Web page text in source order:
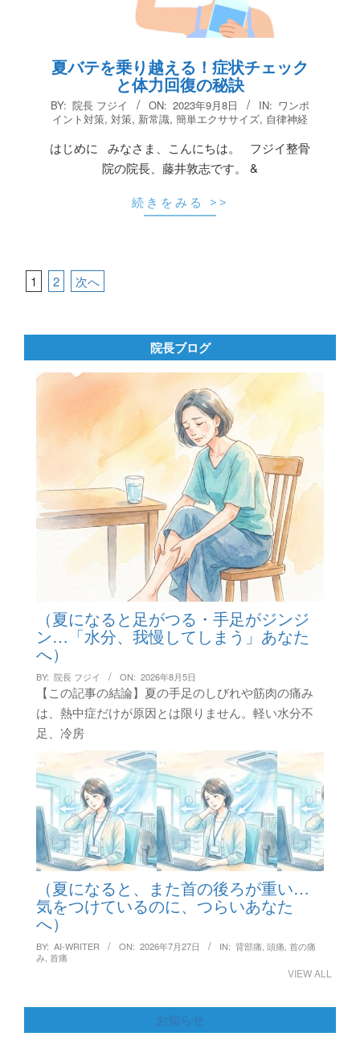
夏バテを乗り越える！症状チェック
と体力回復の秘訣
2023-
09-
BY: 院長 フジイ ON: 2023年9月8日 IN: ワンポ
イント対策, 対策, 新常識, 簡単エクササイズ, 自律神経
はじめに みなさま、こんにちは。 フジイ整骨
院の院長、藤井敦志です。 &
続きをみる >>
投
の
ー
り
1 2 次へ
院長ブログ
（夏になると足がつる・手足がジンジ
ン…「水分、我慢してしまう」あなた
へ）
BY: 院長 フジイ ON: 2026年8月5日
【この記事の結論】夏の手足のしびれや筋肉の痛み
は、熱中症だけが原因とは限りません。軽い水分不
足、冷房
（夏になると、また首の後ろが重い…
気をつけているのに、つらいあなた
へ）
BY: AI-WRITER ON: 2026年7月27日 IN: 背部痛, 頭痛, 首の痛
み, 首痛
VIEW ALL
お知らせ